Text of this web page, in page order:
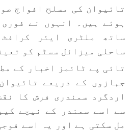
تائیوان کی مسلح افواج
ہوئے ہیں۔ انہوں نے
ساتھ ملٹری ایئر
ساحلی میزائل سسٹم کو
تائی پے ٹائمز اخبار کے
جہازوں کے ذریعے
اردگرد سمندری فرش کا
سے اسے سمندر کے نیچے
مل سکتی ہے اور یہ اسے